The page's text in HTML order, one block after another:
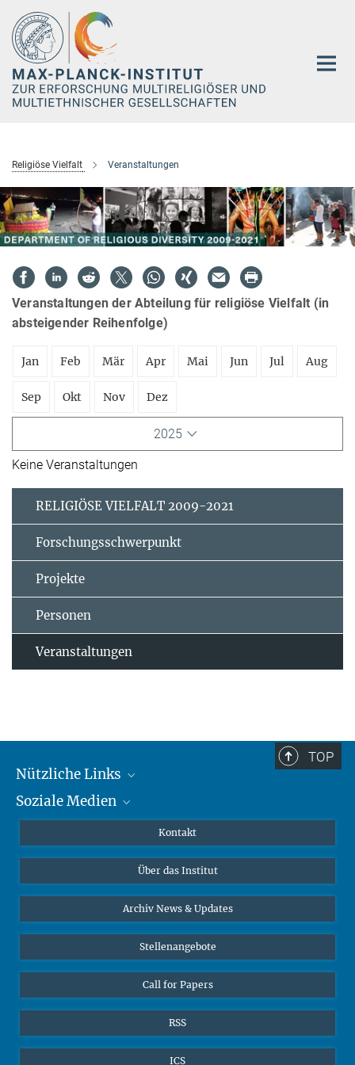
Hauptinhalt
Religiöse Vielfalt Veranstaltungen
Veranstaltungen der Abteilung für religiöse Vielfalt (in
absteigender Reihenfolge)
Jan Feb Mär Apr Mai Jun Jul Aug
Sep Okt Nov Dez
2025
Keine Veranstaltungen
RELIGIÖSE VIELFALT 2009-2021
Forschungsschwerpunkt
Projekte
Personen
Veranstaltungen
TOP
Nützliche Links
MMG Alumni Corner
Online-Vorträge
Interviews zum Thema "Diversity"
Soziale Medien
Bluesky
Kontakt
Über das Institut
Archiv News & Updates
Stellenangebote
Call for Papers
RSS
ICS